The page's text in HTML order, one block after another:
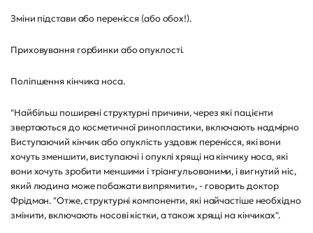
Зміни підстави або перенісся (або обох!).
Приховування горбинки або опуклості.
Поліпшення кінчика носа.
"Найбільш поширені структурні причини, через які пацієнти
звертаються до косметичної ринопластики, включають надмірно
Виступаючий кінчик або опуклість уздовж перенісся, які вони
хочуть зменшити, виступаючі і опуклі хрящі на кінчику носа, які
вони хочуть зробити меншими і тріангульованими, і вигнутий ніс,
який людина може побажати випрямити», - говорить доктор
Фрідман. "Отже, структурні компоненти, які найчастіше необхідно
змінити, включають носові кістки, а також хрящі на кінчиках".